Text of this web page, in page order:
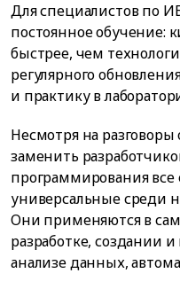
Для специалистов по
постоянное обучение:
быстрее, чем
регулярного
и практику в
Несмотря на
заменить
программирования
универсальные среди
Они применяются в
разработке, создании
анализе данных,